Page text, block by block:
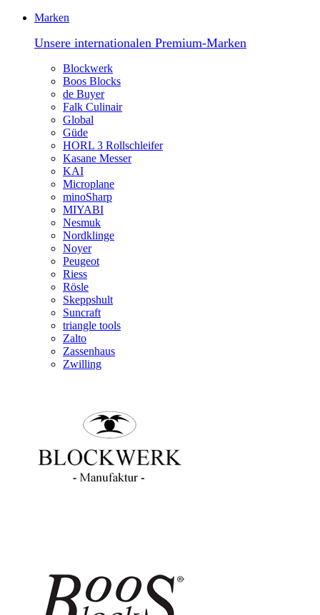
Marken
Unsere internationalen Premium-Marken
Blockwerk
Boos Blocks
de Buyer
Falk Culinair
Global
Güde
HORL 3 Rollschleifer
Kasane Messer
KAI
Microplane
minoSharp
MIYABI
Nesmuk
Nordklinge
Noyer
Peugeot
Riess
Rösle
Skeppshult
Suncraft
triangle tools
Zalto
Zassenhaus
Zwilling